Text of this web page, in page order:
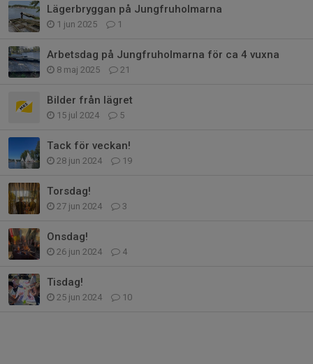
Lägerbryggan på Jungfruholmarna
1 jun 2025 1
Arbetsdag på Jungfruholmarna för ca 4 vuxna
8 maj 2025 21
Bilder från lägret
15 jul 2024 5
Tack för veckan!
28 jun 2024 19
Torsdag!
27 jun 2024 3
Onsdag!
26 jun 2024 4
Tisdag!
25 jun 2024 10